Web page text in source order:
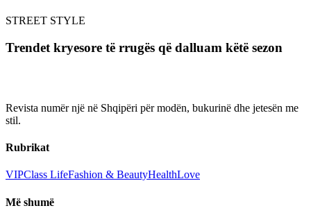
STREET STYLE
Trendet kryesore të rrugës që dalluam këtë sezon
Revista numër një në Shqipëri për modën, bukurinë dhe jetesën me
stil.
Rubrikat
VIPClass LifeFashion & BeautyHealthLove
Më shumë